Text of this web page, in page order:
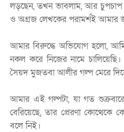
লড়ছেন, তখন ভাবলাম, আর চুপচাপ
ও অগ্রজ লেখকের পরামর্শই আমার
আমার বিরুদ্ধে অভিযোগ হলো,
নকল করে নিজের নামে
সৈয়দ মুজতবা আলীর গল্প মেরে দিয়ে
আমার এই গল্পটা, যা গত
বেরিয়েছে, তার প্রেরণা কোত্থেকে
বলে নিই।